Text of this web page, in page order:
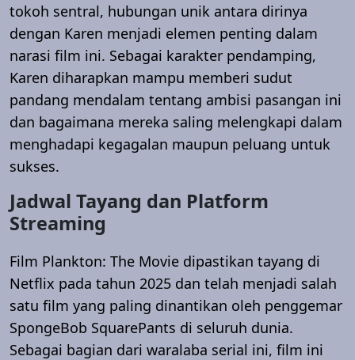
tokoh sentral, hubungan unik antara dirinya
dengan Karen menjadi elemen penting dalam
narasi film ini. Sebagai karakter pendamping,
Karen diharapkan mampu memberi sudut
pandang mendalam tentang ambisi pasangan ini
dan bagaimana mereka saling melengkapi dalam
menghadapi kegagalan maupun peluang untuk
sukses.
Jadwal Tayang dan Platform
Streaming
Film Plankton: The Movie dipastikan tayang di
Netflix pada tahun 2025 dan telah menjadi salah
satu film yang paling dinantikan oleh penggemar
SpongeBob SquarePants di seluruh dunia.
Sebagai bagian dari waralaba serial ini, film ini